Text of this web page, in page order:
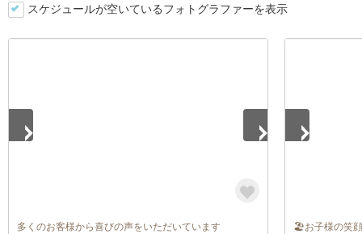
スケジュールが空いているフォトグラファーを表示
多くのお客様から喜びの声をいただいています 🏖お子様の笑顔